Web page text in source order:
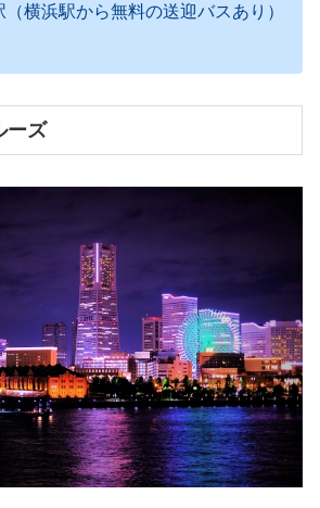
横浜駅から無料の送迎バスあり）
ーズ